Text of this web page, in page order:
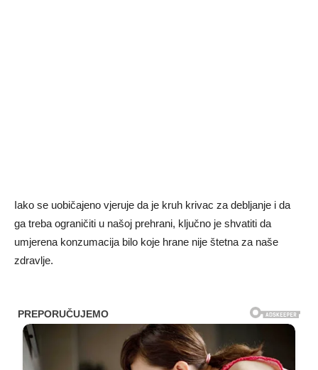
Iako se uobičajeno vjeruje da je kruh krivac za debljanje i da
ga treba ograničiti u našoj prehrani, ključno je shvatiti da
umjerena konzumacija bilo koje hrane nije štetna za naše
zdravlje.